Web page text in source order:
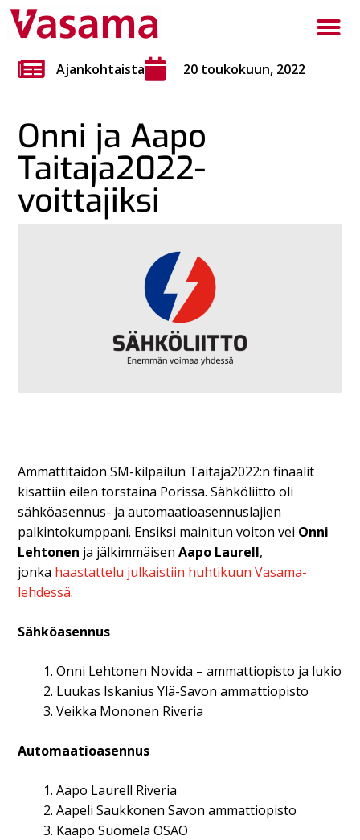
Ajankohtaista 20 toukokuun, 2022
Onni ja Aapo
Taitaja2022-
voittajiksi
Ammattitaidon SM-kilpailun Taitaja2022:n finaalit
kisattiin eilen torstaina Porissa. Sähköliitto oli
sähköasennus- ja automaatioasennuslajien
palkintokumppani. Ensiksi mainitun voiton vei Onni
Lehtonen ja jälkimmäisenAapo Laurell,
jonka haastattelu julkaistiin huhtikuun Vasama-
lehdessä.
Sähköasennus
Onni Lehtonen Novida – ammattiopisto ja lukio
Luukas Iskanius Ylä-Savon ammattiopisto
Veikka Mononen Riveria
Automaatioasennus
Aapo Laurell Riveria
Aapeli Saukkonen Savon ammattiopisto
Kaapo Suomela OSAO